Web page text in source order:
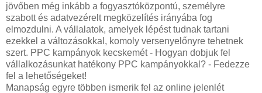
jövőben még inkább a fogyasztóközpontú, személyre
szabott és adatvezérelt megközelítés irányába fog
elmozdulni. A vállalatok, amelyek lépést tudnak tartani
ezekkel a változásokkal, komoly versenyelőnyre tehetnek
szert. PPC kampányok kecskemét - Hogyan dobjuk fel
vállalkozásunkat hatékony PPC kampányokkal? - Fedezze
fel a lehetőségeket!
Manapság egyre többen ismerik fel az online jelenlét